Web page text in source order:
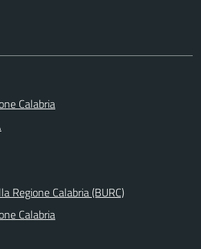
Calabria
Regione Calabria (BURC)
Calabria